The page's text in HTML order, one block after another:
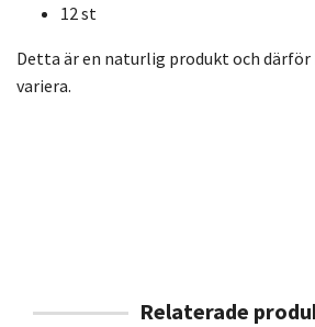
12 st
Detta är en naturlig produkt och
variera.